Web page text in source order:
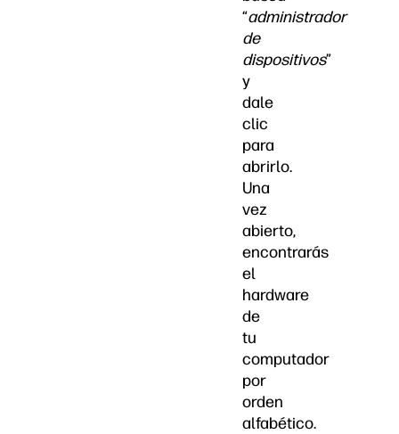
“administrador
de
dispositivos”
y
dale
clic
para
abrirlo.
Una
vez
abierto,
encontrarás
el
hardware
de
tu
computador
por
orden
alfabético.